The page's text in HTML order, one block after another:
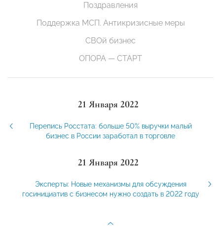
Поздравления
Поддержка МСП. Антикризисные меры
СВОй бизнес
ОПОРА — СТАРТ
21 Января 2022
Перепись Росстата: больше 50% выручки малый
бизнес в России заработал в торговле
21 Января 2022
Эксперты: Новые механизмы для обсуждения
госинициатив с бизнесом нужно создать в 2022 году